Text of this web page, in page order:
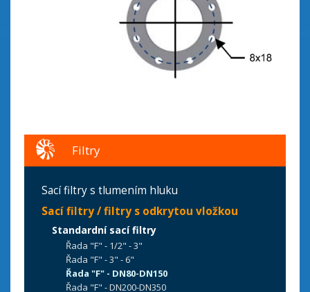
Filtry
Sací filtry s tlumením hluku
Sací filtry / filtry s odkrytou vložkou
Standardní sací filtry
Řada "F" - 1/2" - 3"
Řada "F" - 3" - 6"
Řada "F" - DN80-DN150
Řada "F" - DN200-DN350